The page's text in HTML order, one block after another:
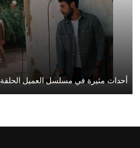
أحداث مثيرة في مسلسل العميل الحلقة 31